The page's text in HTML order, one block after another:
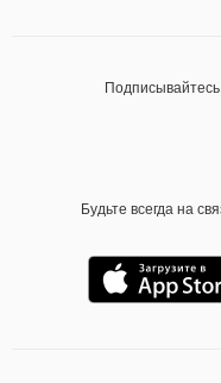
Будьте всегда на